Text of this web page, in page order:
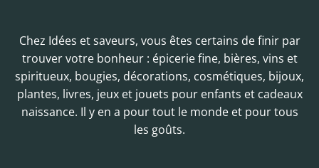
Chez Idées et saveurs, vous êtes certains de finir par
trouver votre bonheur : épicerie fine, bières, vins et
spiritueux, bougies, décorations, cosmétiques, bijoux,
plantes, livres, jeux et jouets pour enfants et cadeaux
naissance. Il y en a pour tout le monde et pour tous
les goûts.